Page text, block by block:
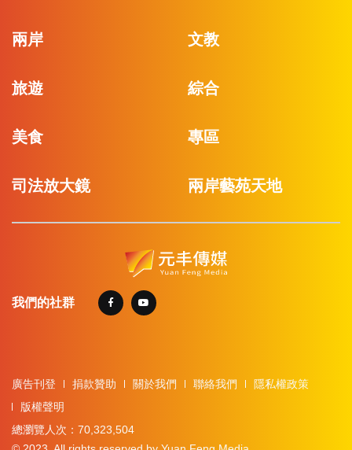
兩岸 文教
旅遊 綜合
美食 專區
司法放大鏡 兩岸藝苑天地
我們的社群
廣告刊登 捐款贊助 關於我們 聯絡我們
隱私權政策
版權聲明
總瀏覽人次：70,323,504